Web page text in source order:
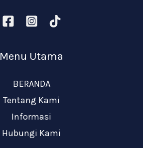
Menu Utama
BERANDA
Tentang Kami
Informasi
Hubungi Kami